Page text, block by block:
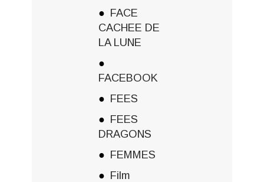
FACE
CACHEE DE
LA LUNE
FACEBOOK
FEES
FEES
DRAGONS
FEMMES
Film